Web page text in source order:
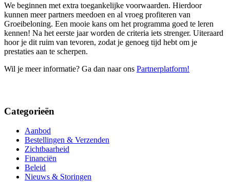
We beginnen met extra toegankelijke voorwaarden. Hierdoor
kunnen meer partners meedoen en al vroeg profiteren van
Groeibeloning. Een mooie kans om het programma goed te leren
kennen! Na het eerste jaar worden de criteria iets strenger. Uiteraard
hoor je dit ruim van tevoren, zodat je genoeg tijd hebt om je
prestaties aan te scherpen.
Wil je meer informatie? Ga dan naar ons Partnerplatform!
Categorieën
Aanbod
Bestellingen & Verzenden
Zichtbaarheid
Financiën
Beleid
Nieuws & Storingen